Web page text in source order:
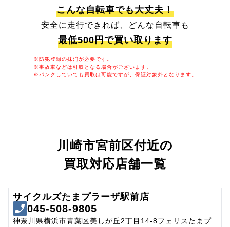
こんな自転車でも大丈夫！
安全に走行できれば、どんな自転車も
最低500円で買い取ります
※防犯登録の抹消が必要です。
※事故車などは引取となる場合がございます。
※パンクしていても買取は可能ですが、保証対象外となります。
川崎市宮前区付近の
買取対応店舗一覧
サイクルズたまプラーザ駅前店
045-508-9805
神奈川県横浜市青葉区美しが丘2丁目14-8フェリスたまプ